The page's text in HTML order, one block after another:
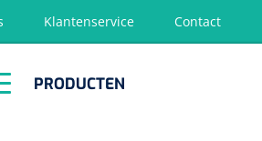
Klantenservice Contact
PRODUCTEN